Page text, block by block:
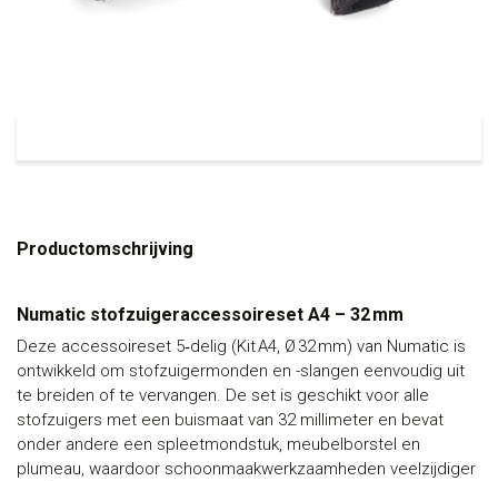
Productomschrijving
Numatic stofzuigeraccessoireset A4 – 32 mm
Deze accessoireset 5‑delig (Kit A4, Ø 32 mm) van Numatic is
ontwikkeld om stofzuigermonden en -slangen eenvoudig uit
te breiden of te vervangen. De set is geschikt voor alle
stofzuigers met een buismaat van 32 millimeter en bevat
onder andere een spleetmondstuk, meubelborstel en
plumeau, waardoor schoonmaakwerkzaamheden veelzijdiger